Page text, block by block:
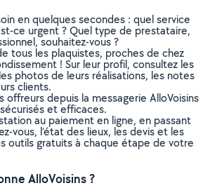
en quelques secondes : quel service
ce urgent ? Quel type de prestataire,
souhaitez-vous ?
tous les plaquistes, proches de chez
! Sur leur profil, consultez les
photos de leurs réalisations, les notes
clients.
offreurs depuis la messagerie AlloVoisins
et efficaces.
au paiement en ligne, en passant
vous, l’état des lieux, les devis et les
outils gratuits à chaque étape de votre
AlloVoisins ?